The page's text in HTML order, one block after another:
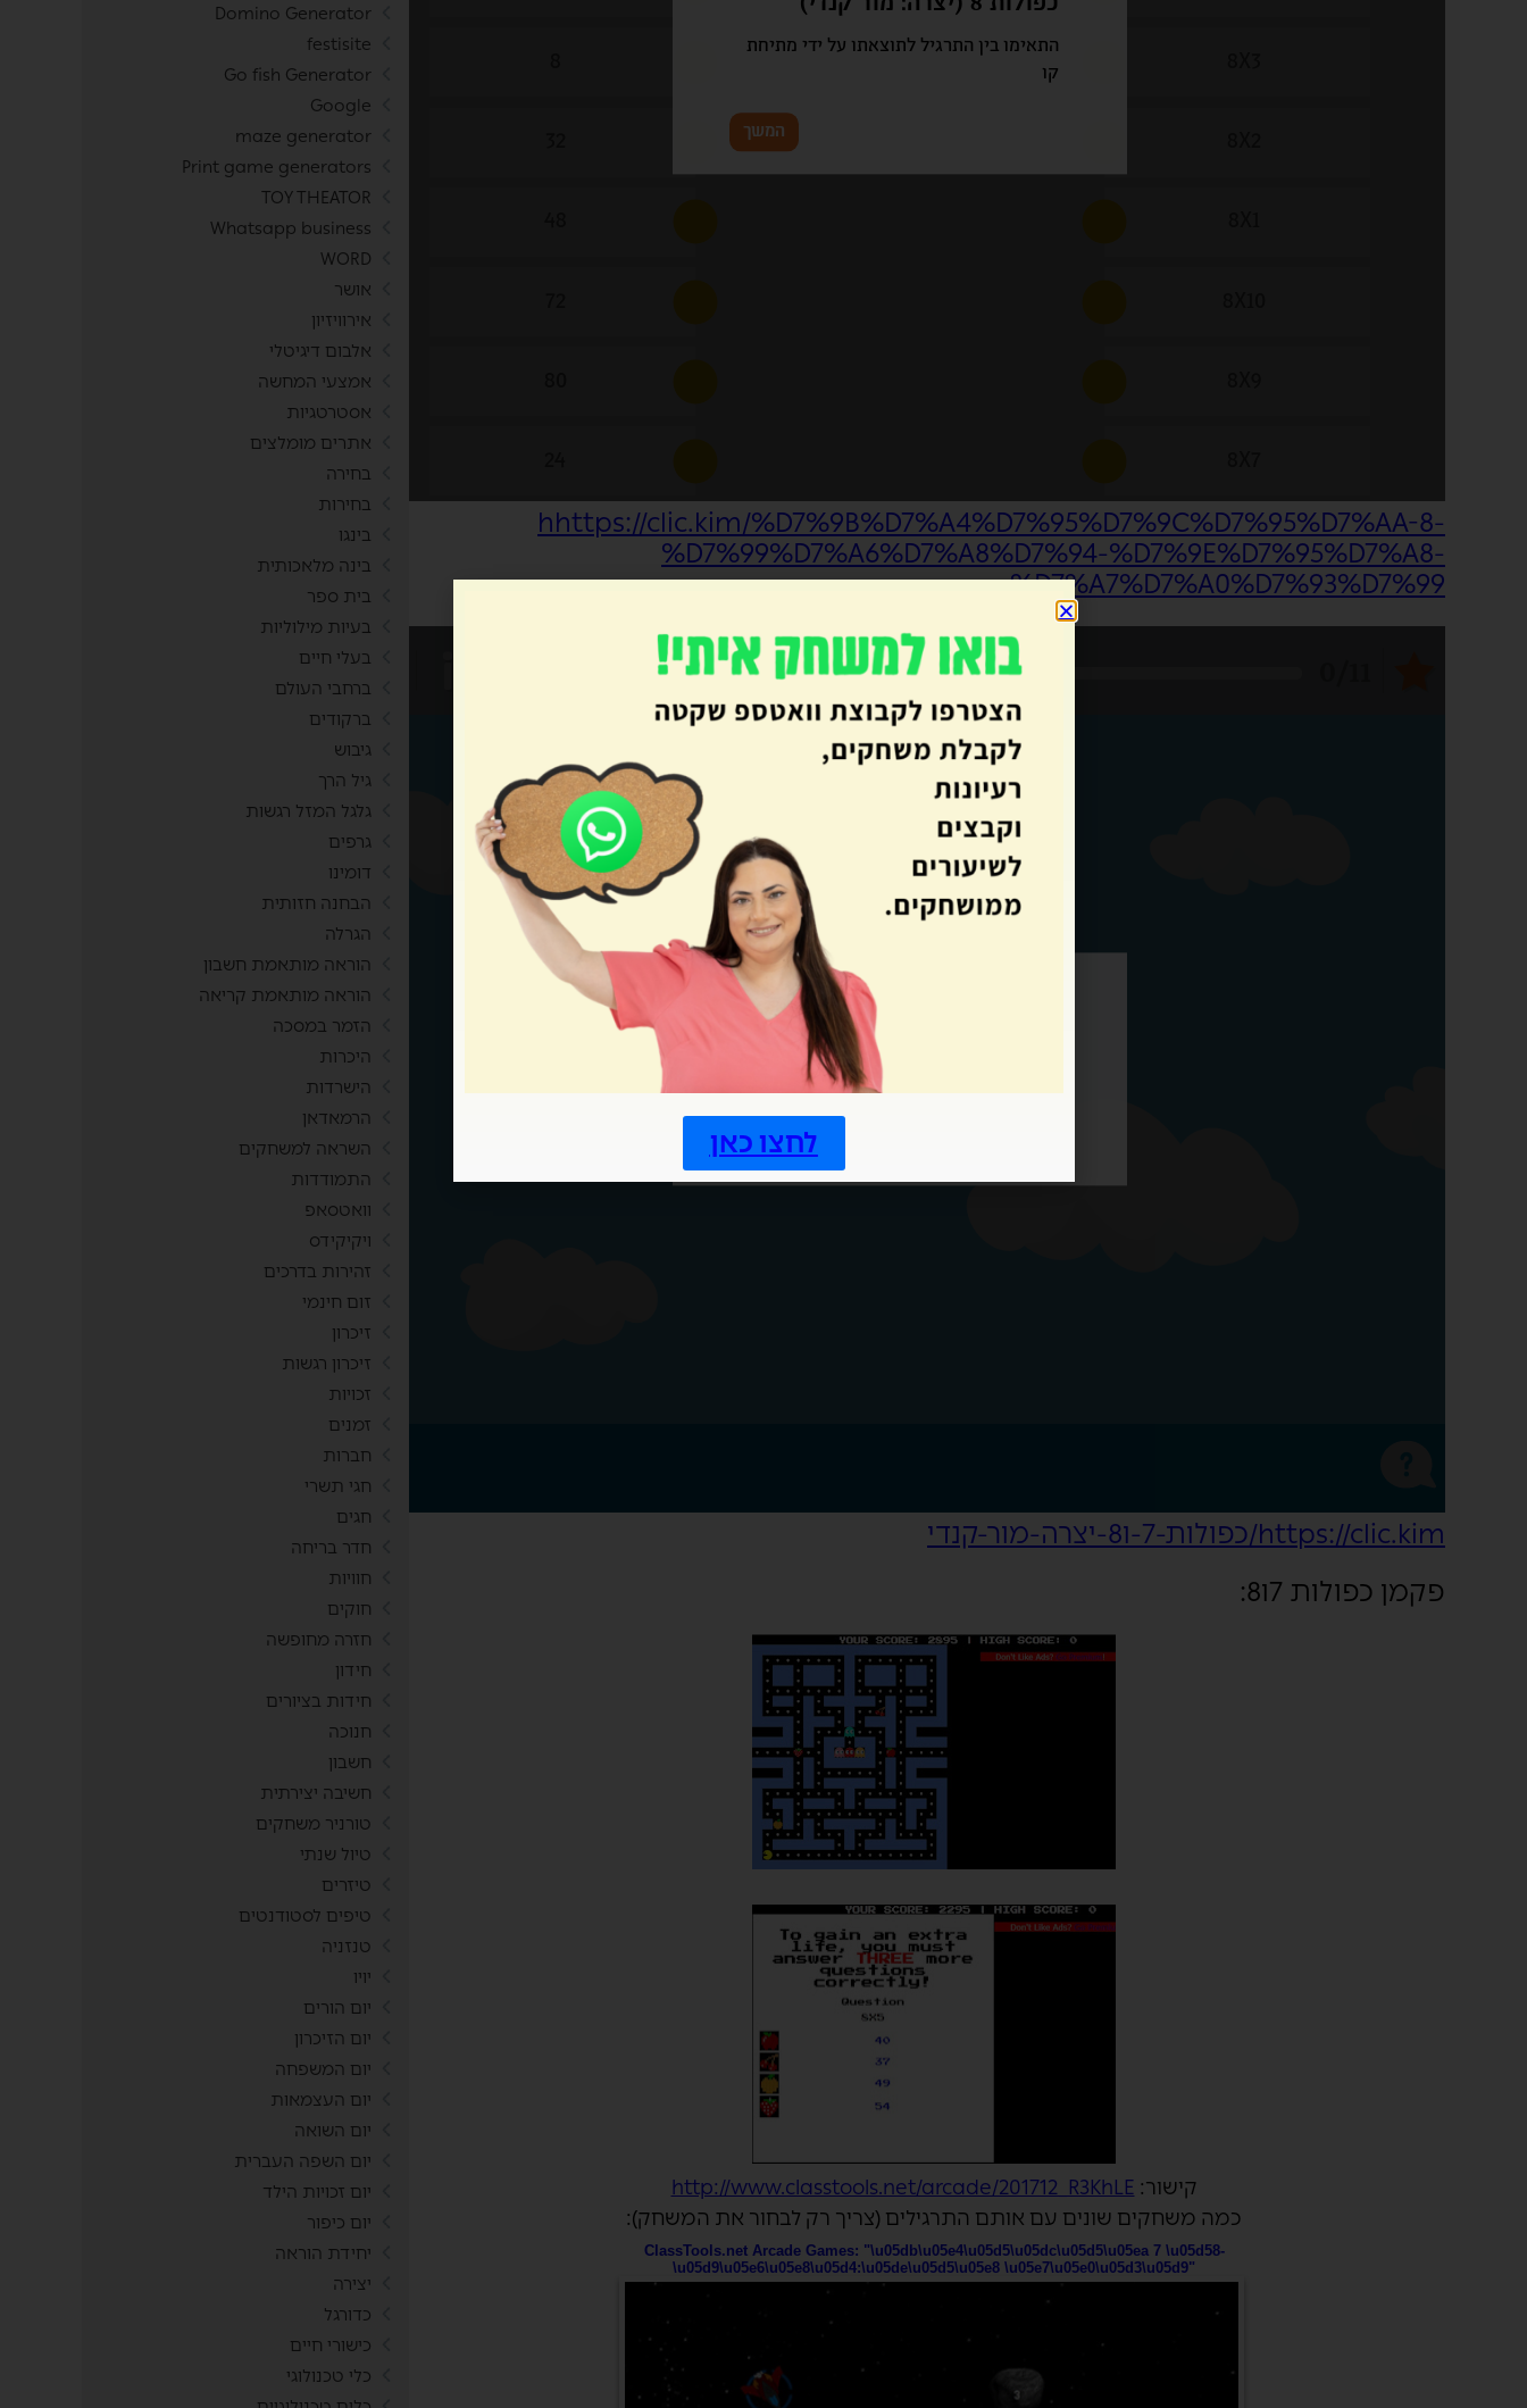
hhttps://clic.kim/%D7%9B%D7%A4%D7%95%D7%9C%D7%95%D7%AA-8-
%D7%99%D7%A6%D7%A8%D7%94-%D7%9E%D7%95%D7%A8-
%D7%A7%D7%A0%D7%93%D7%99
https://clic.kim/כפולות-7-ו8-יצרה-מור-קנדי
פקמן כפולות 7ו8:
קישור: http://www.classtools.net/arcade/201712_R3KhLE
כמה משחקים שונים עם אותם התרגילים (צריך רק לבחור את המשחק):
Domino Generator
festisite
Go fish Generator
Google
maze generator
Print game generators
TOY THEATOR
Whatsapp business
WORD
אושר
אירוויזיון
אלבום דיגיטלי
אמצעי המחשה
אסטרטגיות
אתרים מומלצים
בחירה
בחירות
בינגו
בינה מלאכותית
בית ספר
בעיות מילוליות
בעלי חיים
ברחבי העולם
ברקודים
גיבוש
גיל הרך
גלגל המזל רגשות
גרפים
דומינו
הבחנה חזותית
הגרלה
הוראה מותאמת חשבון
הוראה מותאמת קריאה
הזמר במסכה
היכרות
הישרדות
הרמאדאן
השראה למשחקים
התמודדות
וואטסאפ
ויקיקידס
זהירות בדרכים
זום חינמי
זיכרון
זיכרון רגשות
זכויות
זמנים
חברות
חגי תשרי
חגים
חדר בריחה
חוויות
חוקים
חזרה מחופשה
חידון
חידות בציורים
חנוכה
חשבון
חשיבה יצירתית
טורניר משחקים
טיול שנתי
טיזרים
טיפים לסטודנטים
טנזניה
יויו
יום הורים
יום הזיכרון
יום המשפחה
יום העצמאות
יום השואה
יום השפה העברית
יום זכויות הילד
יום כיפור
יחידת הוראה
יצירה
כדורגל
כישורי חיים
כלי טכנולוגי
לחצו כאן